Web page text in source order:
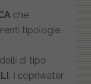
che
tipologie.
di tipo
. I copriwater